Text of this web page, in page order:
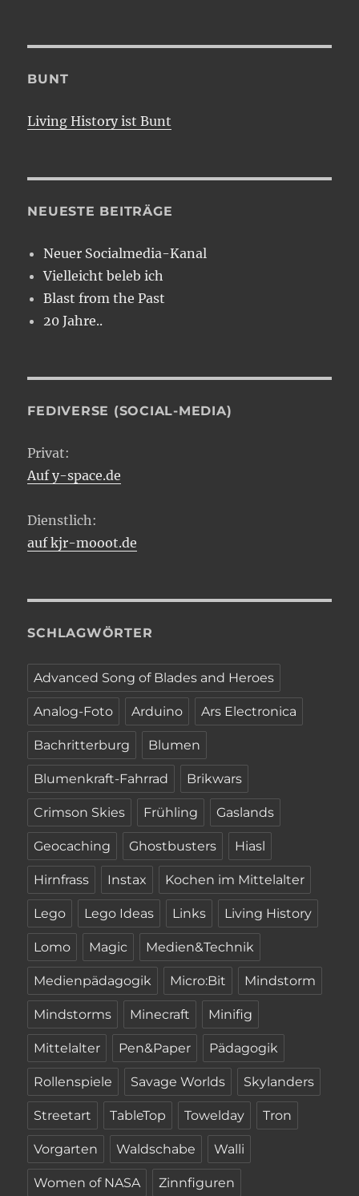
BUNT
Living History ist Bunt
NEUESTE BEITRÄGE
Neuer Socialmedia-Kanal
Vielleicht beleb ich
Blast from the Past
20 Jahre..
FEDIVERSE (SOCIAL-MEDIA)
Privat:
Auf y-space.de
Dienstlich:
auf kjr-mooot.de
SCHLAGWÖRTER
Advanced Song of Blades and Heroes
Analog-Foto Arduino Ars Electronica
Bachritterburg Blumen
Blumenkraft-Fahrrad Brikwars
Crimson Skies Frühling Gaslands
Geocaching Ghostbusters Hiasl
Hirnfrass Instax Kochen im Mittelalter
Lego Lego Ideas Links Living History
Lomo Magic Medien&Technik
Medienpädagogik Micro:Bit Mindstorm
Mindstorms Minecraft Minifig
Mittelalter Pen&Paper Pädagogik
Rollenspiele Savage Worlds Skylanders
Streetart TableTop Towelday Tron
Vorgarten Waldschabe Walli
Women of NASA Zinnfiguren